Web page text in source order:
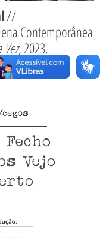
//
Contemporânea
, 2023.
Fecho
Vejo